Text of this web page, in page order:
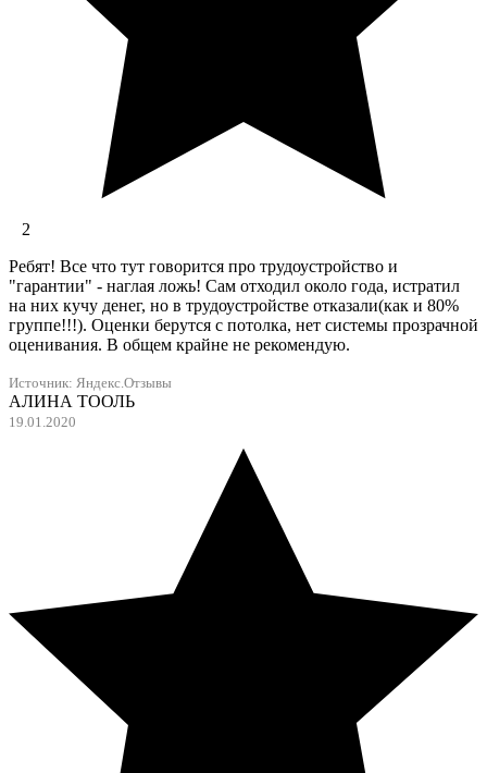
2
Ребят! Все что тут говорится про трудоустройство и
"гарантии" - наглая ложь! Сам отходил около года, истратил
на них кучу денег, но в трудоустройстве отказали(как и 80%
группе!!!). Оценки берутся с потолка, нет системы прозрачной
оценивания. В общем крайне не рекомендую.
Источник: Яндекс.Отзывы
АЛИНА ТООЛЬ
19.01.2020